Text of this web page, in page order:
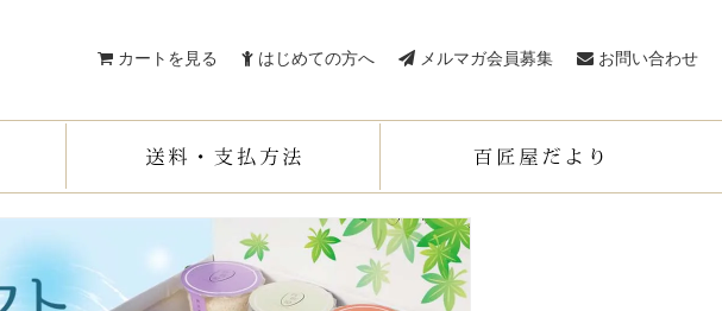
カートを見る はじめての方へ メルマガ会員募集 お問い合わせ